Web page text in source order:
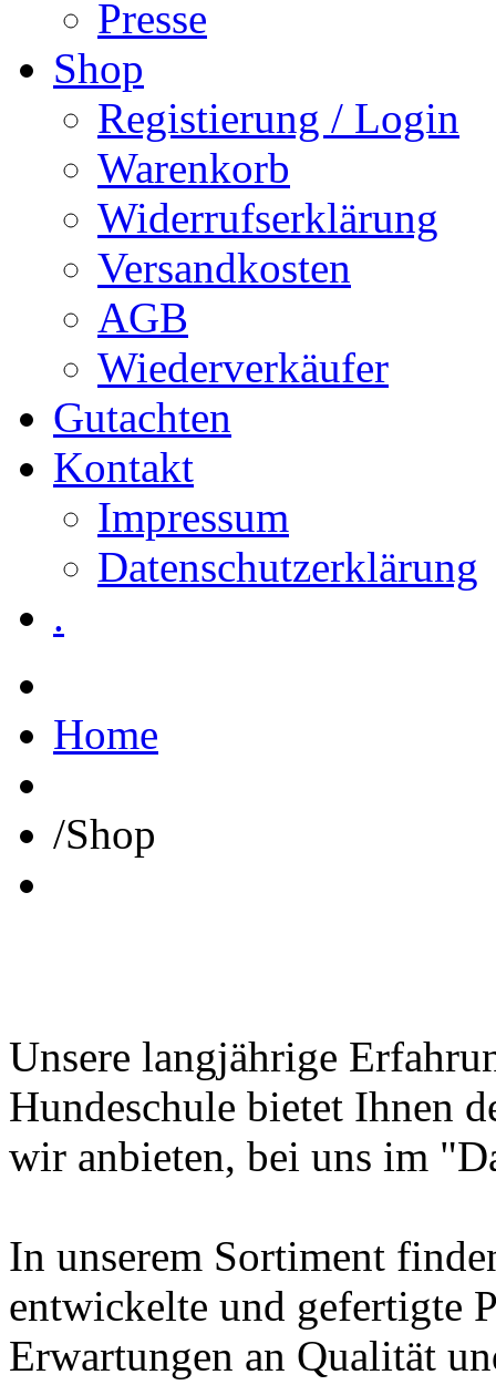
Presse
Shop
Registierung / Login
Warenkorb
Widerrufserklärung
Versandkosten
AGB
Wiederverkäufer
Gutachten
Kontakt
Impressum
Datenschutzerklärung
.
Home
/Shop
Unsere langjährige
Hundeschule bietet Ihnen
wir anbieten, bei uns im
In unserem Sortiment
entwickelte und gefertigte
Erwartungen an Qualität